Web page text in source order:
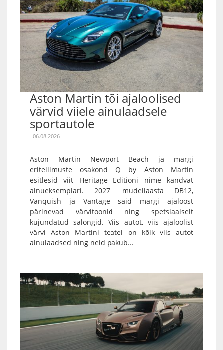
Aston Martin tõi ajaloolised
värvid viiele ainulaadsele
sportautole
06.08.2026
Aston Martin Newport Beach ja margi
eritellimuste osakond Q by Aston Martin
esitlesid viit Heritage Editioni nime kandvat
ainueksemplari. 2027. mudeliaasta DB12,
Vanquish ja Vantage said margi ajaloost
pärinevad värvitoonid ning spetsiaalselt
kujundatud salongid. Viis autot, viis ajaloolist
värvi Aston Martini teatel on kõik viis autot
ainulaadsed ning neid pakub...